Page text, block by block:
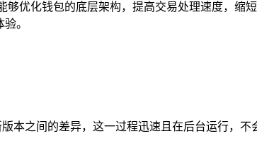
优化钱包的底层架构，提高交易处理速度，缩
。
本之间的差异，这一过程迅速且在后台运行，不